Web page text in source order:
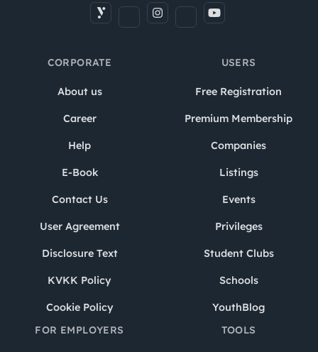
CORPORATE
About us
Career
Help
E-Book
Contact Us
User Agreement
Disclosure Text
KVKK Policy
Cookie Policy
USERS
Free Registration
Premium Membership
Companies
Listings
Events
Privileges
Student Clubs
Schools
YouthBlog
FOR EMPLOYERS
TOOLS